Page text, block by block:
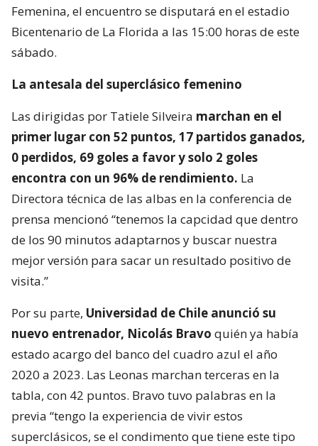
Femenina, el encuentro se disputará en el estadio
Bicentenario de La Florida a las 15:00 horas de este
sábado.
La antesala del superclásico femenino
Las dirigidas por Tatiele Silveira marchan en el
primer lugar con 52 puntos, 17 partidos ganados,
0 perdidos, 69 goles a favor y solo 2 goles
encontra con un 96% de rendimiento. La
Directora técnica de las albas en la conferencia de
prensa mencionó “tenemos la capcidad que dentro
de los 90 minutos adaptarnos y buscar nuestra
mejor versión para sacar un resultado positivo de
visita.”
Por su parte, Universidad de Chile anunció su
nuevo entrenador, Nicolás Bravo quién ya había
estado acargo del banco del cuadro azul el año
2020 a 2023. Las Leonas marchan terceras en la
tabla, con 42 puntos. Bravo tuvo palabras en la
previa “tengo la experiencia de vivir estos
superclásicos, se el condimento que tiene este tipo